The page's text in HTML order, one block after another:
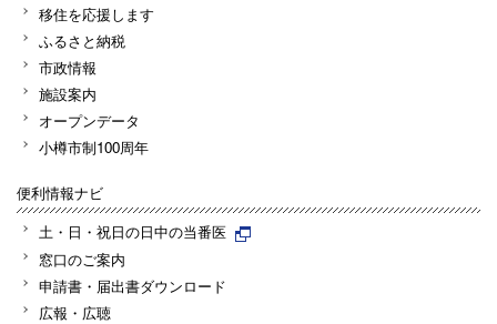
移住を応援します
ふるさと納税
市政情報
施設案内
オープンデータ
小樽市制100周年
便利情報ナビ
土・日・祝日の日中の当番医
窓口のご案内
申請書・届出書ダウンロード
広報・広聴